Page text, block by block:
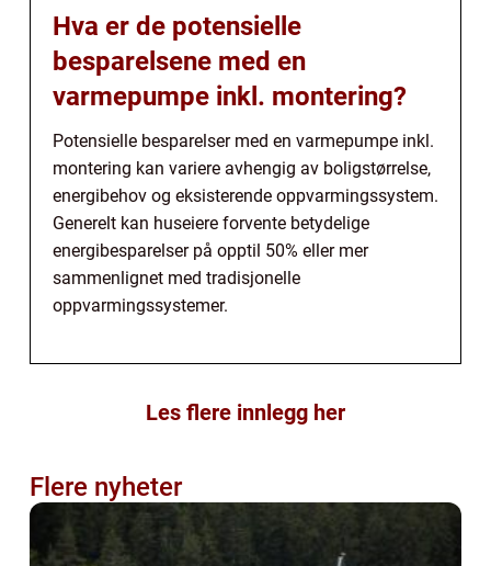
Hva er de potensielle
besparelsene med en
varmepumpe inkl. montering?
Potensielle besparelser med en varmepumpe inkl.
montering kan variere avhengig av boligstørrelse,
energibehov og eksisterende oppvarmingssystem.
Generelt kan huseiere forvente betydelige
energibesparelser på opptil 50% eller mer
sammenlignet med tradisjonelle
oppvarmingssystemer.
Les flere innlegg her
Flere nyheter